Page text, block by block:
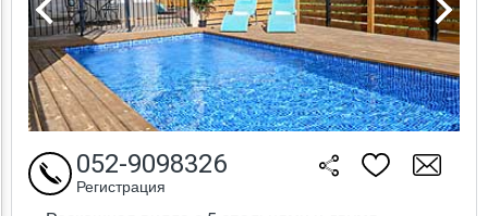
052-9098326
Регистрация